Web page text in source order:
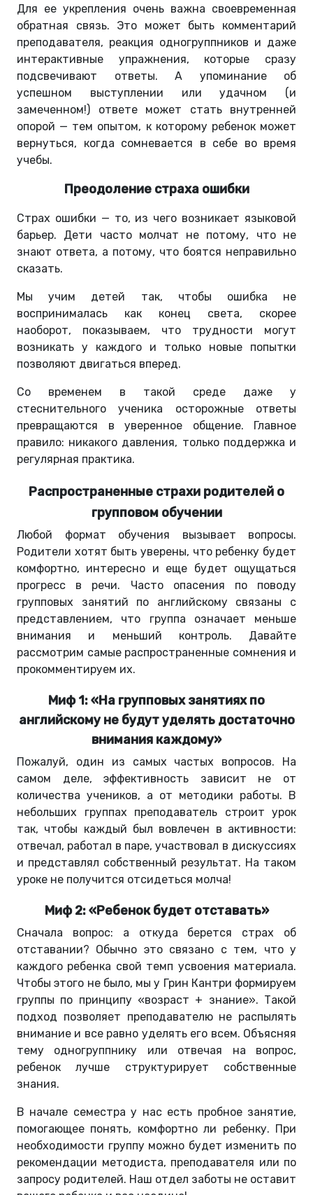
Для ее укрепления очень важна своевременная
обратная связь. Это может быть комментарий
преподавателя, реакция одногруппников и даже
интерактивные упражнения, которые сразу
подсвечивают ответы. А упоминание об
успешном выступлении или удачном (и
замеченном!) ответе может стать внутренней
опорой — тем опытом, к которому ребенок может
вернуться, когда сомневается в себе во время
учебы.
Преодоление страха ошибки
Страх ошибки — то, из чего возникает языковой
барьер. Дети часто молчат не потому, что не
знают ответа, а потому, что боятся неправильно
сказать.
Мы учим детей так, чтобы ошибка не
воспринималась как конец света, скорее
наоборот, показываем, что трудности могут
возникать у каждого и только новые попытки
позволяют двигаться вперед.
Со временем в такой среде даже у
стеснительного ученика осторожные ответы
превращаются в уверенное общение. Главное
правило: никакого давления, только поддержка и
регулярная практика.
Распространенные страхи родителей о
групповом обучении
Любой формат обучения вызывает вопросы.
Родители хотят быть уверены, что ребенку будет
комфортно, интересно и еще будет ощущаться
прогресс в речи. Часто опасения по поводу
групповых занятий по английскому связаны с
представлением, что группа означает меньше
внимания и меньший контроль. Давайте
рассмотрим самые распространенные сомнения и
прокомментируем их.
Миф 1: «На групповых занятиях по
английскому не будут уделять достаточно
внимания каждому»
Пожалуй, один из самых частых вопросов. На
самом деле, эффективность зависит не от
количества учеников, а от методики работы. В
небольших группах преподаватель строит урок
так, чтобы каждый был вовлечен в активности:
отвечал, работал в паре, участвовал в дискуссиях
и представлял собственный результат. На таком
уроке не получится отсидеться молча!
Миф 2: «Ребенок будет отставать»
Сначала вопрос: а откуда берется страх об
отставании? Обычно это связано с тем, что у
каждого ребенка свой темп усвоения материала.
Чтобы этого не было, мы у Грин Кантри формируем
группы по принципу «возраст + знание». Такой
подход позволяет преподавателю не распылять
внимание и все равно уделять его всем. Объясняя
тему одногруппнику или отвечая на вопрос,
ребенок лучше структурирует собственные
знания.
В начале семестра у нас есть пробное занятие,
помогающее понять, комфортно ли ребенку. При
необходимости группу можно будет изменить по
рекомендации методиста, преподавателя или по
запросу родителей. Наш отдел заботы не оставит